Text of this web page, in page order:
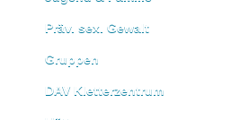
Präv. sex. Gewalt
Gruppen
DAV Kletterzentrum